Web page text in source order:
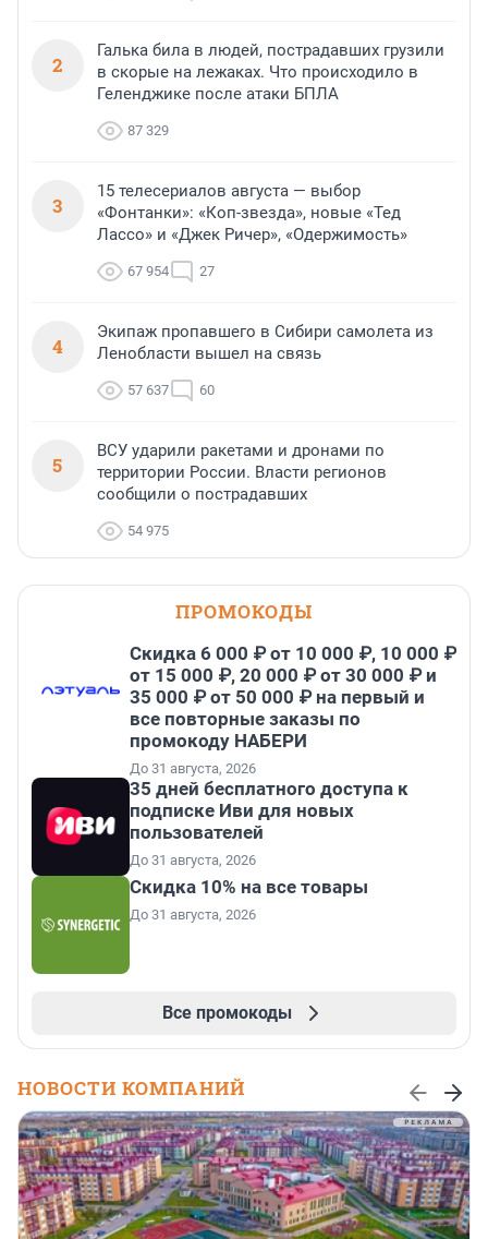
2
Галька била в людей, пострадавших грузили
в скорые на лежаках. Что происходило в
Геленджике после атаки БПЛА
87 329
3
15 телесериалов августа — выбор
«Фонтанки»: «Коп-звезда», новые «Тед
Лассо» и «Джек Ричер», «Одержимость»
67 954 27
4
Экипаж пропавшего в Сибири самолета из
Ленобласти вышел на связь
57 637 60
5
ВСУ ударили ракетами и дронами по
территории России. Власти регионов
сообщили о пострадавших
54 975
ПРОМОКОДЫ
Скидка 6 000 ₽ от 10 000 ₽, 10 000 ₽
от 15 000 ₽, 20 000 ₽ от 30 000 ₽ и
35 000 ₽ от 50 000 ₽ на первый и
все повторные заказы по
промокоду НАБЕРИ
До 31 августа, 2026
35 дней бесплатного доступа к
подписке Иви для новых
пользователей
До 31 августа, 2026
Скидка 10% на все товары
До 31 августа, 2026
Все промокоды
НОВОСТИ КОМПАНИЙ